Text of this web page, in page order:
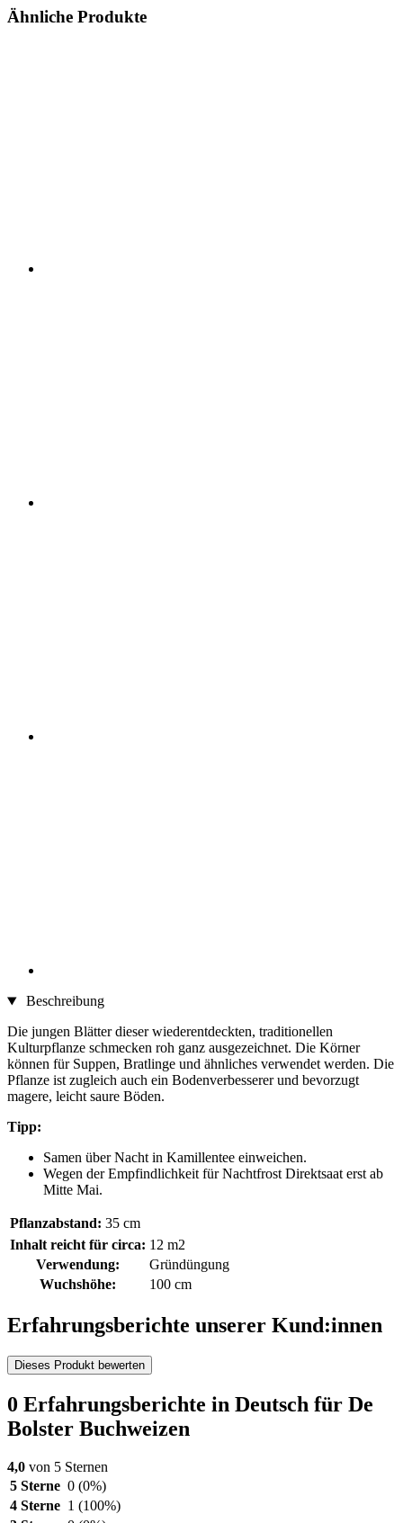
Ähnliche Produkte
Beschreibung
Die jungen Blätter dieser wiederentdeckten, traditionellen
Kulturpflanze schmecken roh ganz ausgezeichnet. Die Körner
können für Suppen, Bratlinge und ähnliches verwendet werden. Die
Pflanze ist zugleich auch ein Bodenverbesserer und bevorzugt
magere, leicht saure Böden.
Tipp:
Samen über Nacht in Kamillentee einweichen.
Wegen der Empfindlichkeit für Nachtfrost Direktsaat erst ab
Mitte Mai.
Pflanzabstand: 35 cm
Inhalt reicht für circa: 12 m2
Verwendung:
Gründüngung
Wuchshöhe:
100 cm
Erfahrungsberichte unserer Kund:innen
Dieses Produkt bewerten
0 Erfahrungsberichte in Deutsch für De
Bolster Buchweizen
4,0 von 5 Sternen
5 Sterne 0 (0%)
4 Sterne 1 (100%)